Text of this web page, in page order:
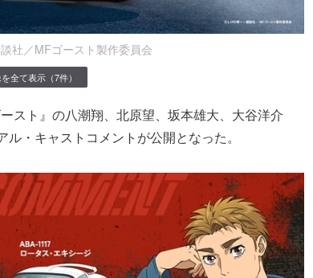
社／MFゴースト製作委員会
全て表示（7件）
スト』の八潮翔、北原望、坂本雄大、大谷洋介
・キャストコメントが公開となった。